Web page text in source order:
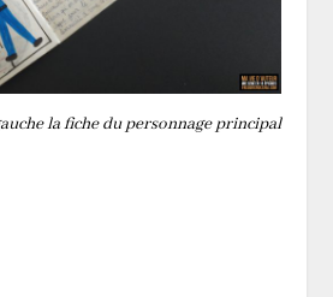
la fiche du personnage principal